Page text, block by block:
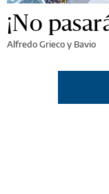
¡No
Alfredo Grieco y Bavio